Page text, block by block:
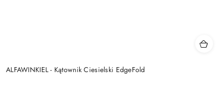
ALFAWINKIEL - Kątownik Ciesielski EdgeFold